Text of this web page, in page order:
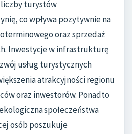
turystów
co wpływa pozytywnie na
oraz sprzedaż
Inwestycje w infrastrukturę
usług turystycznych
atrakcyjności regionu
oraz inwestorów. Ponadto
społeczeństwa
osób poszukuje